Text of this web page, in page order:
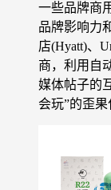
一些品牌商
品牌影响力
店(Hyatt)、
商，利用自
媒体帖子的
会玩”的歪